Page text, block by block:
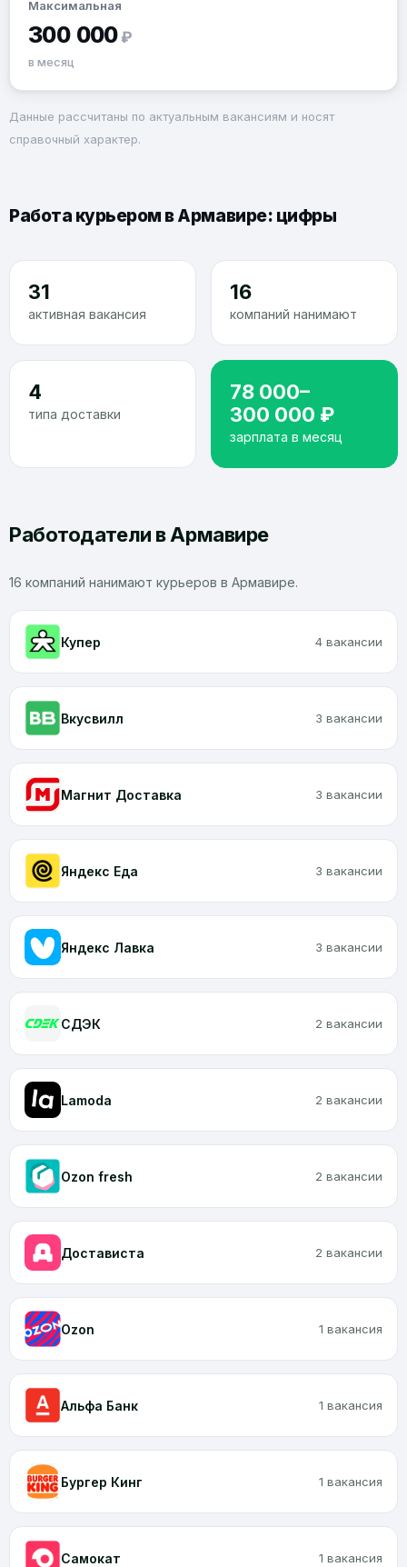
Максимальная
300 000 ₽
в месяц
Данные рассчитаны по актуальным вакансиям и носят
справочный характер.
Работа курьером в Армавире: цифры
31
активная вакансия
16
компаний нанимают
4
типа доставки
78 000–
300 000 ₽
зарплата в месяц
Работодатели в Армавире
16 компаний нанимают курьеров в Армавире.
Купер 4 вакансии
Вкусвилл 3 вакансии
Магнит Доставка 3 вакансии
Яндекс Еда 3 вакансии
Яндекс Лавка 3 вакансии
CДЭК 2 вакансии
Lamoda 2 вакансии
Ozon fresh 2 вакансии
Достависта 2 вакансии
Ozon 1 вакансия
Альфа Банк 1 вакансия
Бургер Кинг 1 вакансия
Самокат 1 вакансия